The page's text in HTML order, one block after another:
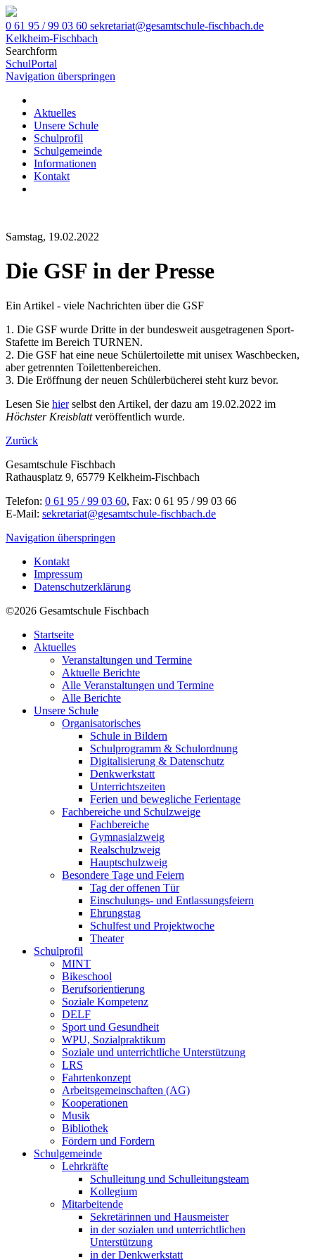
0 61 95 / 99 03 60 sekretariat@gesamtschule-fischbach.de
Kelkheim-Fischbach
Searchform
SchulPortal
Navigation überspringen
Aktuelles
Unsere Schule
Schulprofil
Schulgemeinde
Informationen
Kontakt
Samstag, 19.02.2022
Die GSF in der Presse
Ein Artikel - viele Nachrichten über die GSF
1. Die GSF wurde Dritte in der bundesweit ausgetragenen Sport-
Stafette im Bereich TURNEN.
2. Die GSF hat eine neue Schülertoilette mit unisex Waschbecken,
aber getrennten Toilettenbereichen.
3. Die Eröffnung der neuen Schülerbücherei steht kurz bevor.
Lesen Sie hierselbst den Artikel, der dazu am 19.02.2022 im
Höchster Kreisblattveröffentlich wurde.
Zurück
Gesamtschule Fischbach
Rathausplatz 9, 65779 Kelkheim-Fischbach
Telefon: 0 61 95 / 99 03 60, Fax: 0 61 95 / 99 03 66
E-Mail: sekretariat@gesamtschule-fischbach.de
Navigation überspringen
Kontakt
Impressum
Datenschutzerklärung
©2026 Gesamtschule Fischbach
Startseite
Aktuelles
Veranstaltungen und Termine
Aktuelle Berichte
Alle Veranstaltungen und Termine
Alle Berichte
Unsere Schule
Organisatorisches
Schule in Bildern
Schulprogramm & Schulordnung
Digitalisierung & Datenschutz
Denkwerkstatt
Unterrichtszeiten
Ferien und bewegliche Ferientage
Fachbereiche und Schulzweige
Fachbereiche
Gymnasialzweig
Realschulzweig
Hauptschulzweig
Besondere Tage und Feiern
Tag der offenen Tür
Einschulungs- und Entlassungsfeiern
Ehrungstag
Schulfest und Projektwoche
Theater
Schulprofil
MINT
Bikeschool
Berufsorientierung
Soziale Kompetenz
DELF
Sport und Gesundheit
WPU, Sozialpraktikum
Soziale und unterrichtliche Unterstützung
LRS
Fahrtenkonzept
Arbeitsgemeinschaften (AG)
Kooperationen
Musik
Bibliothek
Fördern und Fordern
Schulgemeinde
Lehrkräfte
Schulleitung und Schulleitungsteam
Kollegium
Mitarbeitende
Sekretärinnen und Hausmeister
in der sozialen und unterrichtlichen
Unterstützung
in der Denkwerkstatt